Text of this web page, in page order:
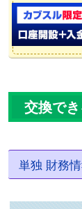
交換で
単独 財務情